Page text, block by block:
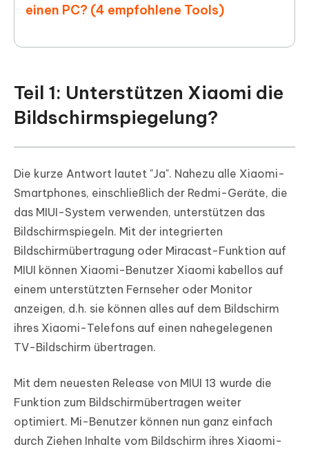
einen PC? (4 empfohlene Tools)
Teil 1: Unterstützen Xiaomi die
Bildschirmspiegelung?
Die kurze Antwort lautet "Ja". Nahezu alle Xiaomi-
Smartphones, einschließlich der Redmi-Geräte, die
das MIUI-System verwenden, unterstützen das
Bildschirmspiegeln. Mit der integrierten
Bildschirmübertragung oder Miracast-Funktion auf
MIUI können Xiaomi-Benutzer Xiaomi kabellos auf
einem unterstützten Fernseher oder Monitor
anzeigen, d.h. sie können alles auf dem Bildschirm
ihres Xiaomi-Telefons auf einen nahegelegenen
TV-Bildschirm übertragen.
Mit dem neuesten Release von MIUI 13 wurde die
Funktion zum Bildschirmübertragen weiter
optimiert. Mi-Benutzer können nun ganz einfach
durch Ziehen Inhalte vom Bildschirm ihres Xiaomi-